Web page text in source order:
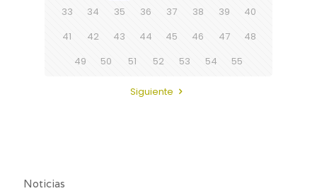
33
34 35 36 37 38 39
40
41
42 43 44 45 46 47
48
49
50 51 52 53 54 55
Siguiente
Noticias